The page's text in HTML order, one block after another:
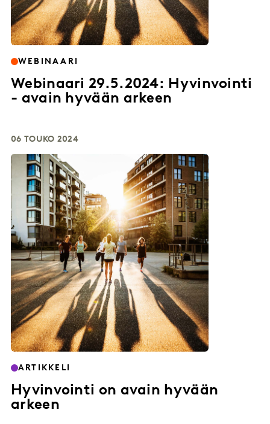
WEBINAARI
Webinaari 29.5.2024: Hyvinvointi
- avain hyvään arkeen
06 TOUKO 2024
ARTIKKELI
Hyvinvointi on avain hyvään
arkeen